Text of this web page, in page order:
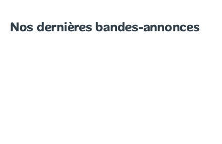
Nos dernières bandes-annonces